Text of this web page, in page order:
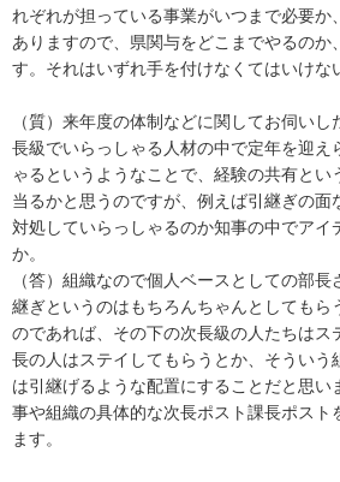
れぞれが担っている事業がいつまで必要か
ありますので、県関与をどこまでやるのか
す。それはいずれ手を付けなくてはいけな
（質）来年度の体制などに関してお伺い
長級でいらっしゃる人材の中で定年を迎え
ゃるというようなことで、経験の共有とい
当るかと思うのですが、例えば引継ぎの面
対処していらっしゃるのか知事の中でアイ
か。
（答）組織なので個人ベースとしての部長
継ぎというのはもちろんちゃんとしてもら
のであれば、その下の次長級の人たちはス
長の人はステイしてもらうとか、そういう
は引継げるような配置にすることだと思い
事や組織の具体的な次長ポスト課長ポスト
ます。